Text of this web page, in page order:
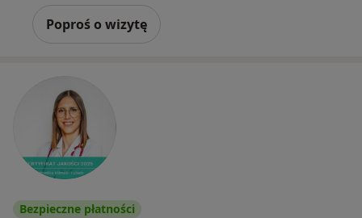
Poproś o wizytę
Bezpieczne płatności